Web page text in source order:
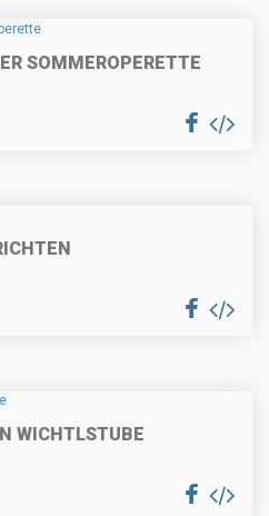
SOMMEROPERETTE
WICHTLSTUBE